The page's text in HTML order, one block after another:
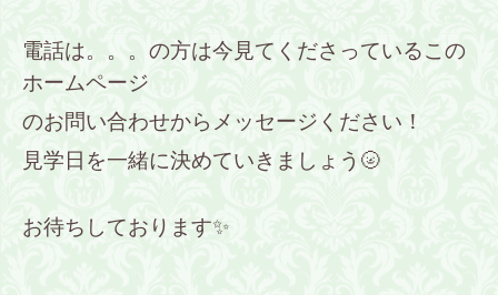
電話は。。。の方は今見てくださっているこの
ホームページ
のお問い合わせからメッセージください！
見学日を一緒に決めていきましょう🌝
お待ちしております✨